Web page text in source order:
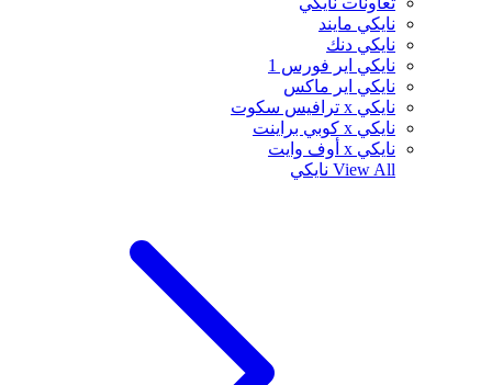
نايكي مايند
نايكي دنك
نايكي اير فورس 1
نايكي اير ماكس
نايكي x ترافيس سكوت
نايكي x كوبي براينت
نايكي x أوف وايت
View All نايكي